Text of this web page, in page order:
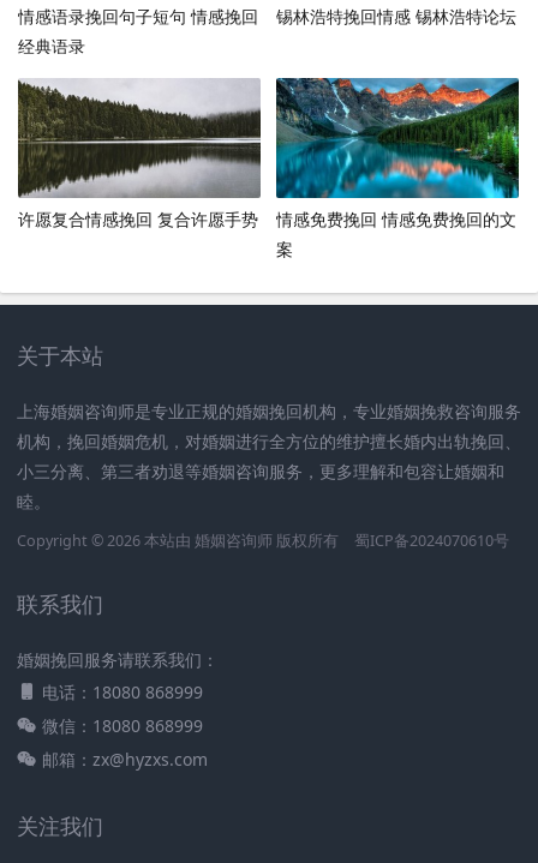
情感语录挽回句子短句 情感挽回
经典语录
锡林浩特挽回情感 锡林浩特论坛
许愿复合情感挽回 复合许愿手势
情感免费挽回 情感免费挽回的文
案
关于本站
上海婚姻咨询师是专业正规的婚姻挽回机构，专业婚姻挽救咨询服务
机构，挽回婚姻危机，对婚姻进行全方位的维护擅长婚内出轨挽回、
小三分离、第三者劝退等婚姻咨询服务，更多理解和包容让婚姻和
睦。
Copyright © 2026 本站由 婚姻咨询师 版权所有 蜀ICP备2024070610号
联系我们
婚姻挽回服务请联系我们：
电话：18080 868999
微信：18080 868999
邮箱：zx@hyzxs.com
关注我们